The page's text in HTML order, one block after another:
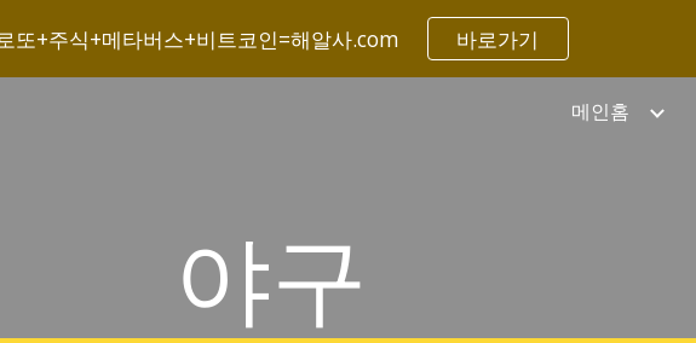
to main content Skip to navigation
또+주식+메타버스+비트코인=해알사.com 바로가기
메인홈
야구